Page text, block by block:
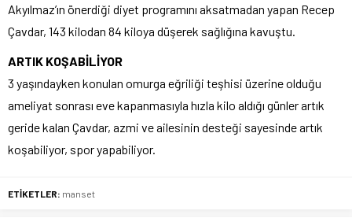
Akyılmaz’ın önerdiği diyet programını aksatmadan yapan Recep
Çavdar, 143 kilodan 84 kiloya düşerek sağlığına kavuştu.
ARTIK KOŞABİLİYOR
3 yaşındayken konulan omurga eğriliği teşhisi üzerine olduğu
ameliyat sonrası eve kapanmasıyla hızla kilo aldığı günler artık
geride kalan Çavdar, azmi ve ailesinin desteği sayesinde artık
koşabiliyor, spor yapabiliyor.
ETİKETLER: manset